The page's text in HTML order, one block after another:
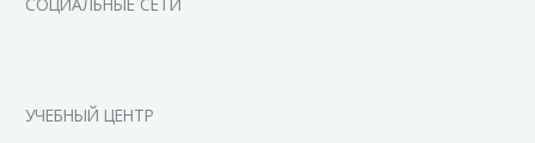
УЧЕБНЫЙ ЦЕНТР